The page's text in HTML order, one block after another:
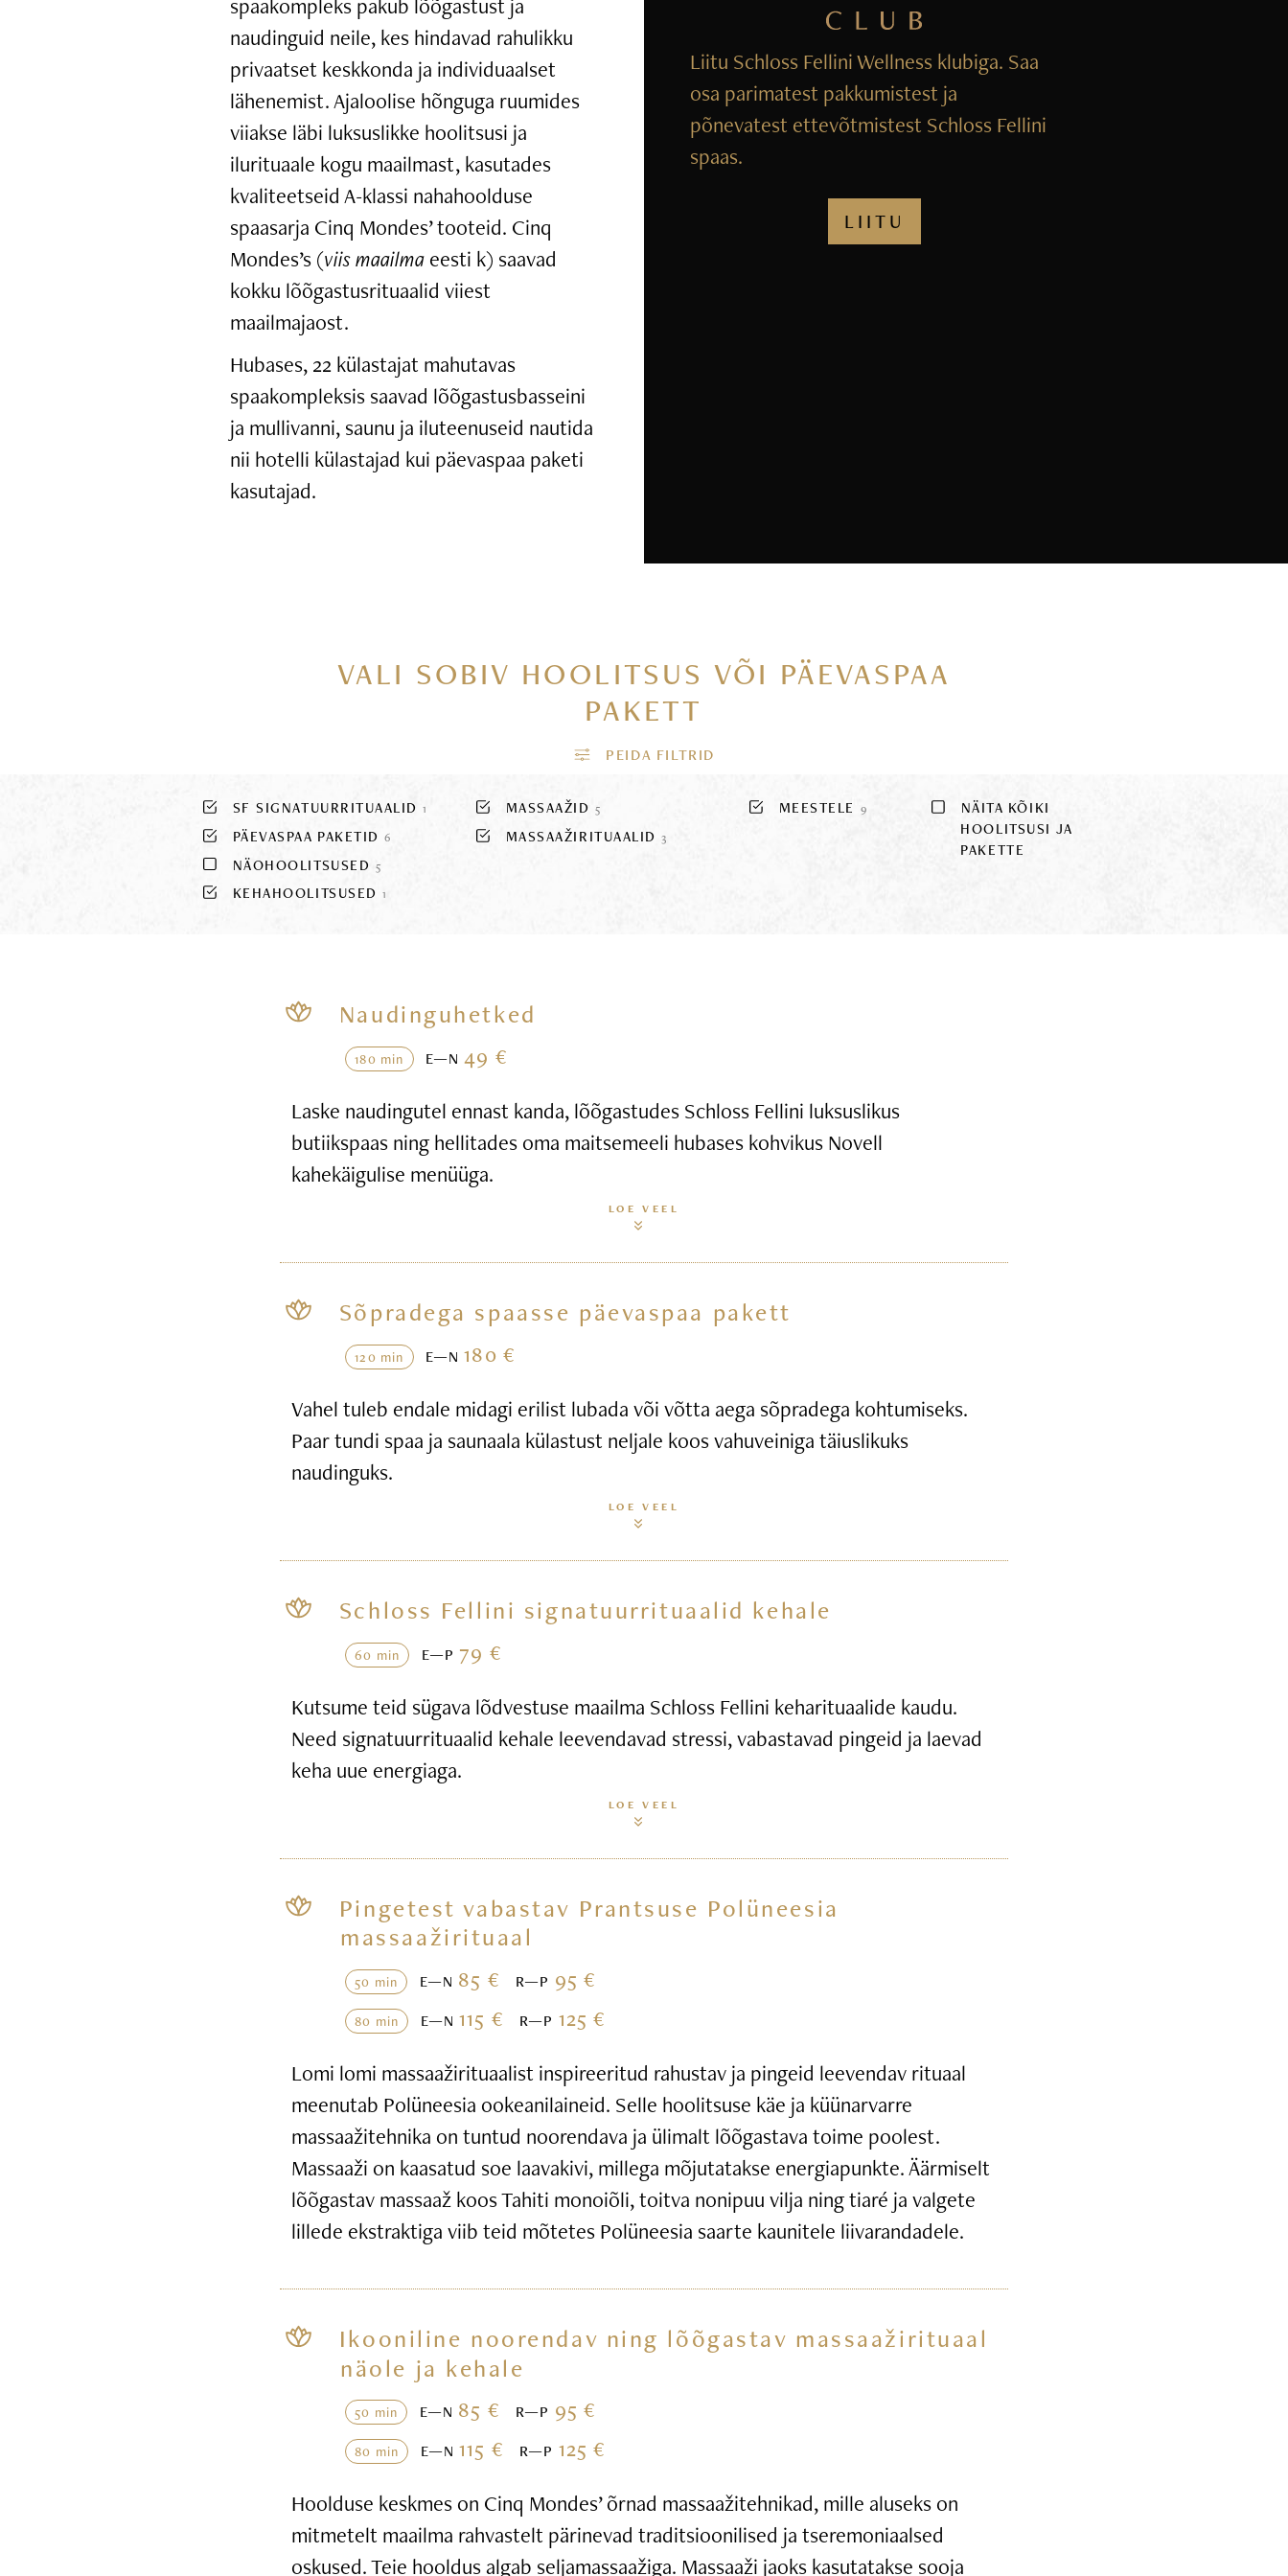
naudinguid neile, kes hindavad rahulikku
privaatset keskkonda ja individuaalset
lähenemist. Ajaloolise hõnguga ruumides
viiakse läbi luksuslikke hoolitsusi ja
ilurituaale kogu maailmast, kasutades
kvaliteetseid A-klassi nahahoolduse
spaasarja Cinq Mondes’ tooteid. Cinq
Mondes’s (viis maailma eesti k) saavad
kokku lõõgastusrituaalid viiest
maailmajaost.
Hubases, 22 külastajat mahutavas
spaakompleksis saavad lõõgastusbasseini
ja mullivanni, saunu ja iluteenuseid nautida
nii hotelli külastajad kui päevaspaa paketi
kasutajad.
Liitu Schloss Fellini Wellness klubiga. Saa
osa parimatest pakkumistest ja
põnevatest ettevõtmistest Schloss Fellini
spaas.
LIITU
VALI SOBIV HOOLITSUS VÕI PÄEVASPAA
PAKETT
SF SIGNATUURRITUAALID1
PÄEVASPAA PAKETID6
NÄOHOOLITSUSED 5
KEHAHOOLITSUSED1
MASSAAŽID5
MASSAAŽIRITUAALID3
MEESTELE 9
NÄITA KÕIKI
HOOLITSUSI JA
PAKETTE
Naudinguhetked
180 min E—N49 €
Laske naudingutel ennast kanda, lõõgastudes Schloss Fellini luksuslikus
butiikspaas ning hellitades oma maitsemeeli hubases kohvikus Novell
kahekäigulise menüüga.
LOE VEEL
Sõpradega spaasse päevaspaa pakett
120 min E—N180 €
Vahel tuleb endale midagi erilist lubada või võtta aega sõpradega kohtumiseks.
Paar tundi spaa ja saunaala külastust neljale koos vahuveiniga täiuslikuks
naudinguks.
LOE VEEL
Schloss Fellini signatuurrituaalid kehale
60 min E—P 79 €
Kutsume teid sügava lõdvestuse maailma Schloss Fellini keharituaalide kaudu.
Need signatuurrituaalid kehale leevendavad stressi, vabastavad pingeid ja laevad
keha uue energiaga.
LOE VEEL
Pingetest vabastav Prantsuse Polüneesia
massaažirituaal
50 min E—N 85 € R—P 95 €
80 min E—N115 € R—P 125 €
Lomi lomi massaažirituaalist inspireeritud rahustav ja pingeid leevendav rituaal
meenutab Polüneesia ookeanilaineid. Selle hoolitsuse käe ja küünarvarre
massaažitehnika on tuntud noorendava ja ülimalt lõõgastava toime poolest.
Massaaži on kaasatud soe laavakivi, millega mõjutatakse energiapunkte. Äärmiselt
lõõgastav massaaž koos Tahiti monoiõli, toitva nonipuu vilja ning tiaré ja valgete
lillede ekstraktiga viib teid mõtetes Polüneesia saarte kaunitele liivarandadele.
Ikooniline noorendav ning lõõgastav massaažirituaal
näole ja kehale
50 min E—N 85 € R—P 95 €
80 min E—N115 € R—P 125 €
Hoolduse keskmes on Cinq Mondes’ õrnad massaažitehnikad, mille aluseks on
mitmetelt maailma rahvastelt pärinevad traditsioonilised ja tseremoniaalsed
oskused. Teie hooldus algab seljamassaažiga. Massaaži jaoks kasutatakse sooja